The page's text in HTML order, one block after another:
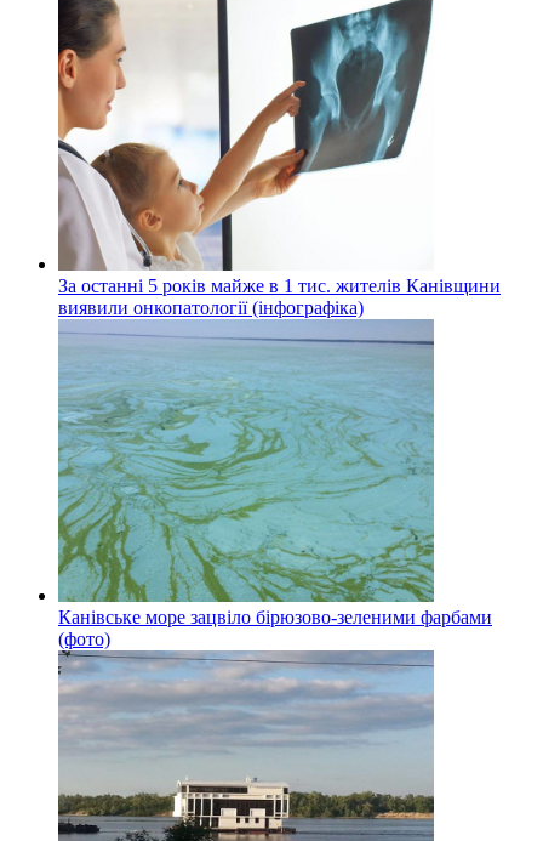
За останні 5 років майже в 1 тис. жителів Канівщини
виявили онкопатології (інфографіка)
Канівське море зацвіло бірюзово-зеленими фарбами
(фото)